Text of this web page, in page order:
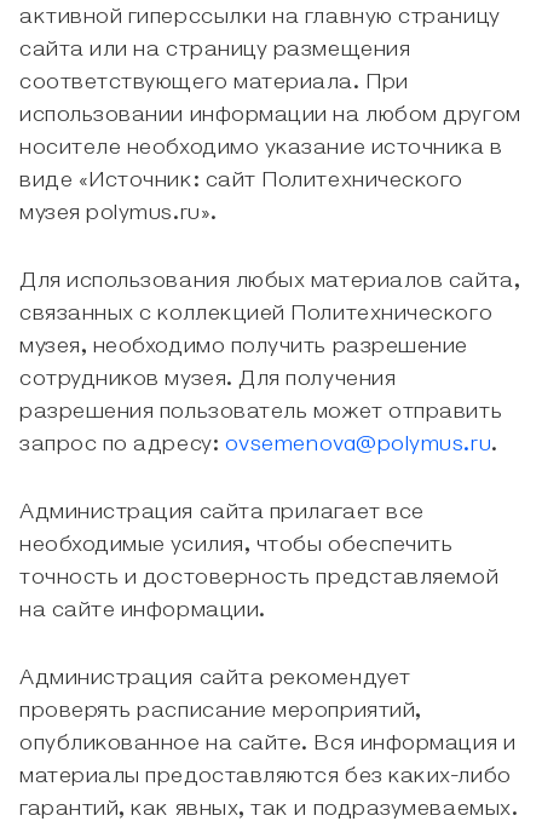
активной гиперссылки на главную страницу
сайта или на страницу размещения
соответствующего материала. При
использовании информации на любом другом
носителе необходимо указание источника в
виде «Источник: сайт Политехнического
музея polymus.ru».
Для использования любых материалов сайта,
связанных с коллекцией Политехнического
музея, необходимо получить разрешение
сотрудников музея. Для получения
разрешения пользователь может отправить
запрос по адресу: ovsemenova@polymus.ru.
Администрация сайта прилагает все
необходимые усилия, чтобы обеспечить
точность и достоверность представляемой
на сайте информации.
Администрация сайта рекомендует
проверять расписание мероприятий,
опубликованное на сайте. Вся информация и
материалы предоставляются без каких-либо
гарантий, как явных, так и подразумеваемых.